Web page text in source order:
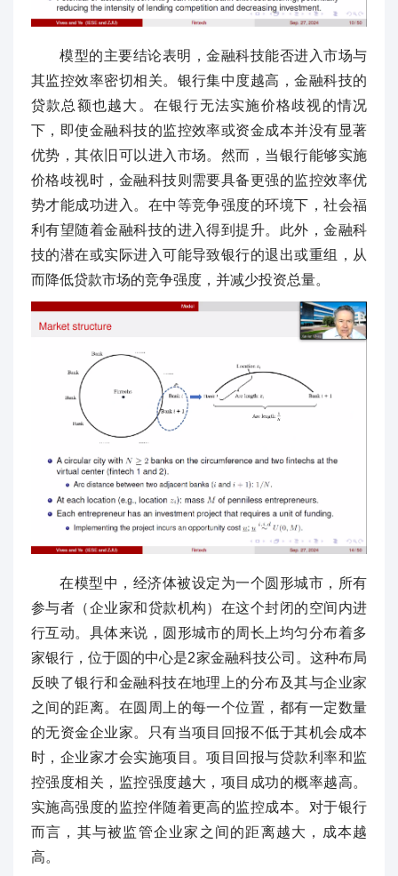
模型的主要结论表明，金融科技能否进入市场与
其监控效率密切相关。银行集中度越高，金融科技的
贷款总额也越大。在银行无法实施价格歧视的情况
下，即使金融科技的监控效率或资金成本并没有显著
优势，其依旧可以进入市场。然而，当银行能够实施
价格歧视时，金融科技则需要具备更强的监控效率优
势才能成功进入。在中等竞争强度的环境下，社会福
利有望随着金融科技的进入得到提升。此外，金融科
技的潜在或实际进入可能导致银行的退出或重组，从
而降低贷款市场的竞争强度，并减少投资总量。
在模型中，经济体被设定为一个圆形城市，所有
参与者（企业家和贷款机构）在这个封闭的空间内进
行互动。具体来说，圆形城市的周长上均匀分布着多
家银行，位于圆的中心是2家金融科技公司。这种布局
反映了银行和金融科技在地理上的分布及其与企业家
之间的距离。在圆周上的每一个位置，都有一定数量
的无资金企业家。只有当项目回报不低于其机会成本
时，企业家才会实施项目。项目回报与贷款利率和监
控强度相关，监控强度越大，项目成功的概率越高。
实施高强度的监控伴随着更高的监控成本。对于银行
而言，其与被监管企业家之间的距离越大，成本越
高。